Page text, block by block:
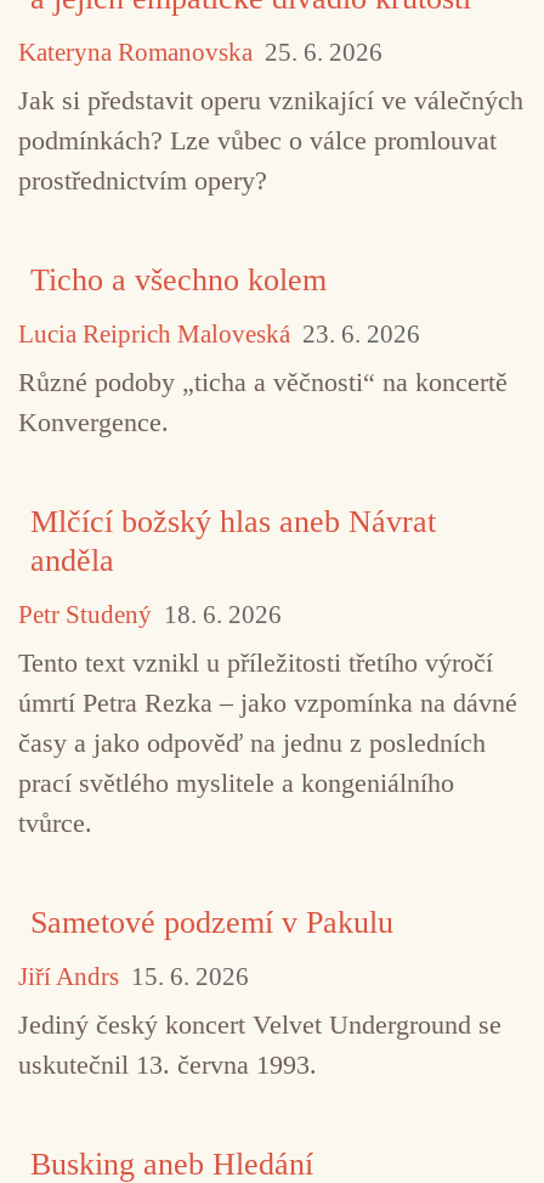
field recordings
Kateryna Romanovska 25. 6. 2026
Jak si představit operu vznikající ve válečných
podmínkách? Lze vůbec o válce promlouvat
prostřednictvím opery?
Ticho a všechno kolem
Lucia Reiprich Maloveská 23. 6. 2026
Různé podoby „ticha a věčnosti“ na koncertě
Konvergence.
Mlčící božský hlas aneb Návrat
anděla
Petr Studený 18. 6. 2026
Tento text vznikl u příležitosti třetího výročí
úmrtí Petra Rezka – jako vzpomínka na dávné
časy a jako odpověď na jednu z posledních
prací světlého myslitele a kongeniálního
tvůrce.
Sametové podzemí v Pakulu
Jiří Andrs 15. 6. 2026
Jediný český koncert Velvet Underground se
uskutečnil 13. června 1993.
Busking aneb Hledání